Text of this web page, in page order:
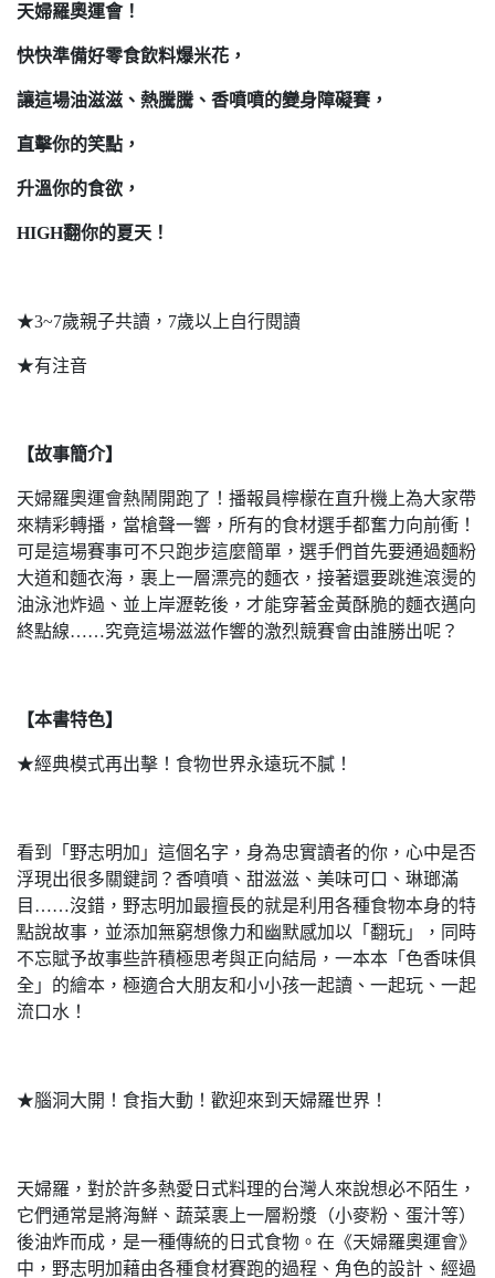
天婦羅奧運會！
快快準備好零食飲料爆米花，
讓這場油滋滋、熱騰騰、香噴噴的變身障礙賽，
直擊你的笑點，
升溫你的食欲，
HIGH翻你的夏天！
★3~7歲親子共讀，7歲以上自行閱讀
★有注音
【故事簡介】
天婦羅奧運會熱鬧開跑了！播報員檸檬在直升機上為大家帶
來精彩轉播，當槍聲一響，所有的食材選手都奮力向前衝！
可是這場賽事可不只跑步這麼簡單，選手們首先要通過麵粉
大道和麵衣海，裹上一層漂亮的麵衣，接著還要跳進滾燙的
油泳池炸過、並上岸瀝乾後，才能穿著金黃酥脆的麵衣邁向
終點線……究竟這場滋滋作響的激烈競賽會由誰勝出呢？
【本書特色】
★經典模式再出擊！食物世界永遠玩不膩！
看到「野志明加」這個名字，身為忠實讀者的你，心中是否
浮現出很多關鍵詞？香噴噴、甜滋滋、美味可口、琳瑯滿
目……沒錯，野志明加最擅長的就是利用各種食物本身的特
點說故事，並添加無窮想像力和幽默感加以「翻玩」，同時
不忘賦予故事些許積極思考與正向結局，一本本「色香味俱
全」的繪本，極適合大朋友和小小孩一起讀、一起玩、一起
流口水！
★腦洞大開！食指大動！歡迎來到天婦羅世界！
天婦羅，對於許多熱愛日式料理的台灣人來說想必不陌生，
它們通常是將海鮮、蔬菜裹上一層粉漿（小麥粉、蛋汁等）
後油炸而成，是一種傳統的日式食物。在《天婦羅奧運會》
中，野志明加藉由各種食材賽跑的過程、角色的設計、經過